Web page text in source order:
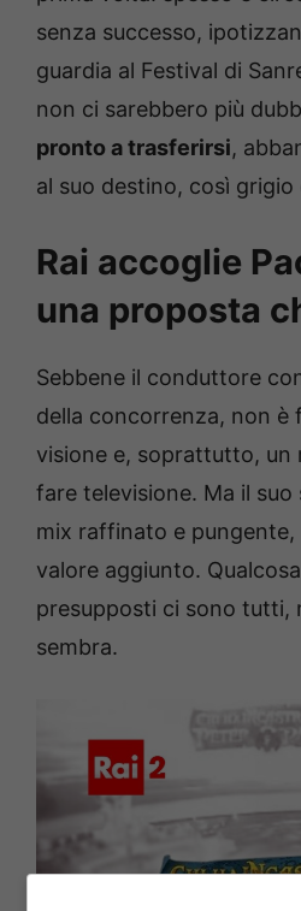
senza successo,
guardia al Festival di
non ci sarebbero più
pronto a trasferirsi,
al suo destino, così grigio
Rai accoglie
una proposta
Sebbene il conduttore
della concorrenza, non è
visione e, soprattutto, un
fare televisione. Ma il
mix raffinato e
valore aggiunto.
presupposti ci sono tutti,
sembra.